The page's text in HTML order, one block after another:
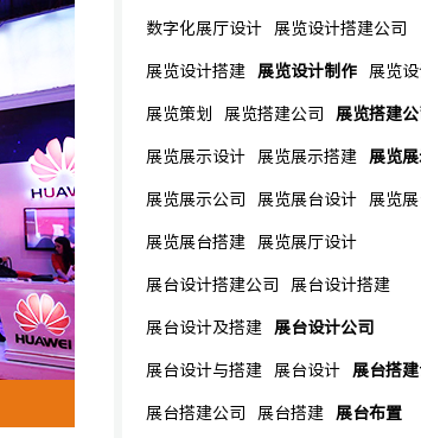
数字化展厅设计 展览设计搭建公司
展览设计搭建 展览设计制作 展览设
展览策划 展览搭建公司 展览搭建公
展览展示设计 展览展示搭建 展览
展览展示公司 展览展台设计 展览
展览展台搭建 展览展厅设计
展台设计搭建公司 展台设计搭建
展台设计及搭建 展台设计公司
展台设计与搭建 展台设计 展台搭
展台搭建公司 展台搭建 展台布置